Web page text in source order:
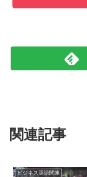
関連記事
ビジネス英語関連